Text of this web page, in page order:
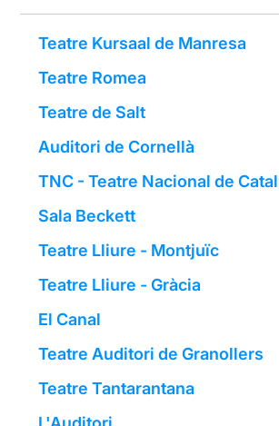
Teatre Kursaal de Manresa
Teatre Romea
Teatre de Salt
Auditori de Cornellà
TNC - Teatre Nacional de
Sala Beckett
Teatre Lliure - Montjuïc
Teatre Lliure - Gràcia
El Canal
Teatre Auditori de Granollers
Teatre Tantarantana